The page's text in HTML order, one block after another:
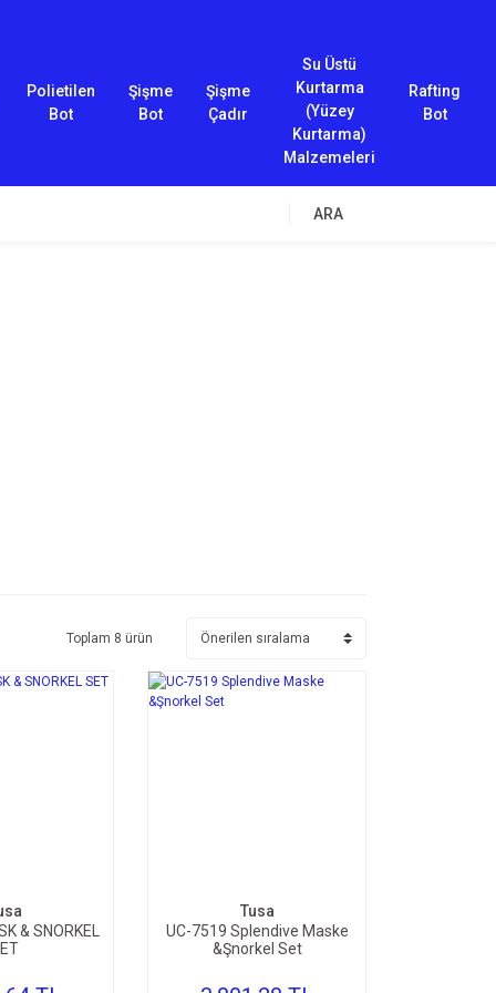
Polietilen
Bot
Şişme
Bot
Şişme
Çadır
Su Üstü
Kurtarma
(Yüzey
Kurtarma)
Malzemeleri
Rafting
Bot
ARA
Toplam 8 ürün
& SNORKEL
Tusa
UC-7519 Splendive Maske
&Şnorkel Set